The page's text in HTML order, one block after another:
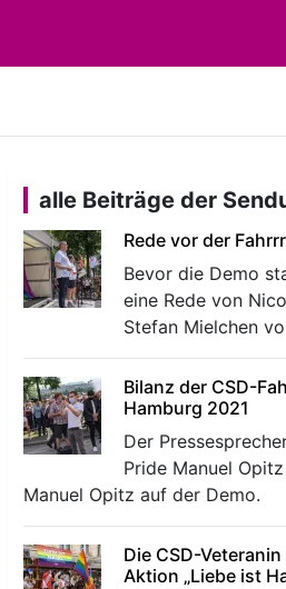
alle Beiträge der
Rede vor der
Bevor die Demo
eine Rede von
Stefan Mielchen
Bilanz der CSD-
Hamburg 2021
Der
Pride Manuel
Manuel Opitz auf der Demo.
Die CSD-
Aktion „Liebe ist